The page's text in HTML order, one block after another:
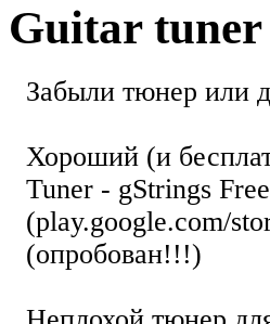
Guitar
Забыли тюнер или
Хороший (и
Tuner - gStrings Free
(play.google.com/
(опробован!!!)